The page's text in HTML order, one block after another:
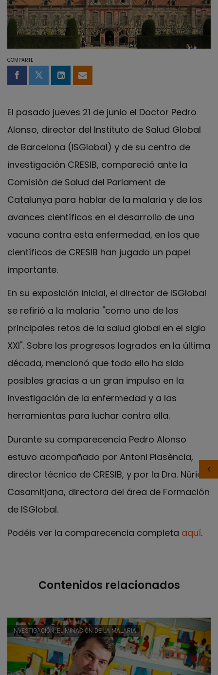
COMPARTE
Compartir en Facebook
Compartir en Twitter
Compartir en LinkedIn
Compartir por email
El pasado jueves 21 de junio el Doctor Pedro
Alonso, director del Instituto de Salud Global
de Barcelona (ISGlobal) y de su centro de
investigación CRESIB, compareció ante la
Comisión de Salud del Parlament de
Catalunya para hablar de la malaria y de los
avances científicos en el desarrollo de una
vacuna contra esta enfermedad, en los que
científicos de CRESIB han jugado un papel
importante.
En su exposición inicial, el director de ISGlobal
se refirió a la malaria "como uno de los
principales retos de la salud global en el siglo
XXI". Sobre los progresos logrados en la última
década, mencionó que todo ello ha sido
posibles gracias a un gran impulso en la
investigación de la enfermedad y a las
herramientas para luchar contra ella.
Durante su comparecencia Pedro Alonso
estuvo acompañado por Antoni Plasència,
director técnico de CRESIB, y por la Dra. Núria
Casamitjana, directora del área de Formación
de ISGlobal.
Podéis ver la comparecencia completa aquí.
Contenidos relacionados
INVESTIGACIÓN, ELIMINACIÓN DE LA MALARIA